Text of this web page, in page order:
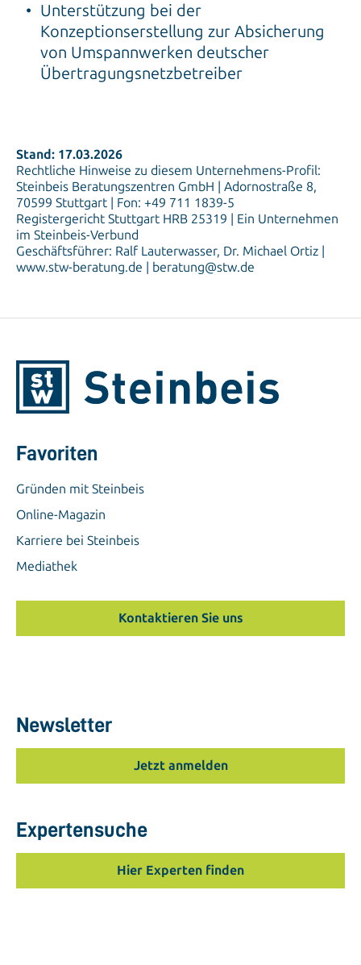
Unterstützung bei der
Konzeptionserstellung zur Absicherung
von Umspannwerken deutscher
Übertragungsnetzbetreiber
Stand: 17.03.2026
Rechtliche Hinweise zu diesem Unternehmens-Profil:
Steinbeis Beratungszentren GmbH | Adornostraße 8,
70599 Stuttgart | Fon: +49 711 1839-5
Registergericht Stuttgart HRB 25319 | Ein Unternehmen
im Steinbeis-Verbund
Geschäftsführer: Ralf Lauterwasser, Dr. Michael Ortiz |
www.stw-beratung.de | beratung@stw.de
Favoriten
Gründen mit Steinbeis
Online-Magazin
Karriere bei Steinbeis
Mediathek
Kontaktieren Sie uns
Newsletter
Jetzt anmelden
Expertensuche
Hier Experten finden